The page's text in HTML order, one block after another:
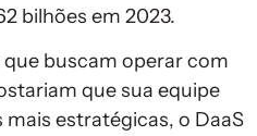
bilhões em 2023.
buscam operar com
que sua equipe
estratégicas, o DaaS